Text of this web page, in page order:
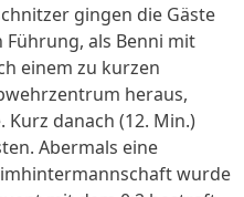
gingen die Gäste
als Benni mit
einem zu kurzen
heraus,
danach (12. Min.)
Abermals eine
wurde